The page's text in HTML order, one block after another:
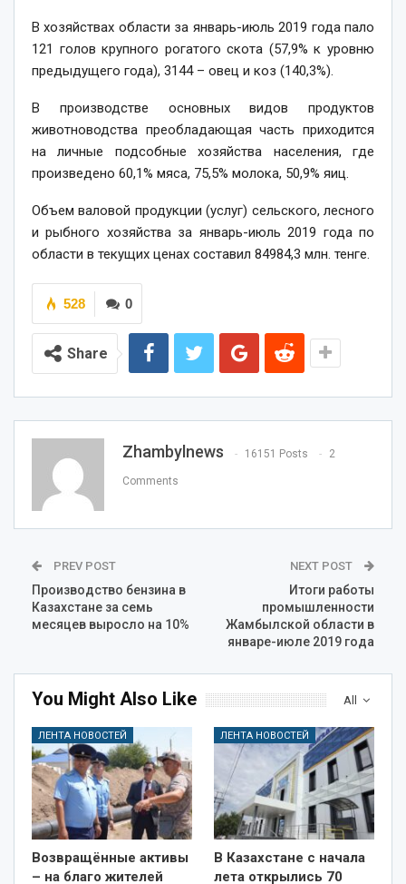
В хозяйствах области за январь-июль 2019 года пало
121 голов крупного рогатого скота (57,9% к уровню
предыдущего года), 3144 – овец и коз (140,3%).
В производстве основных видов продуктов
животноводства преобладающая часть приходится
на личные подсобные хозяйства населения, где
произведено 60,1% мяса, 75,5% молока, 50,9% яиц.
Объем валовой продукции (услуг) сельского, лесного
и рыбного хозяйства за январь-июль 2019 года по
области в текущих ценах составил 84984,3 млн. тенге.
0
528
Share
Zhambylnews 16151 Posts 2
Comments
PREV POST
Производство бензина в
Казахстане за семь
месяцев выросло на 10%
NEXT POST
Итоги работы
промышленности
Жамбылской области в
январе-июле 2019 года
All
You Might Also Like
ЛЕНТА НОВОСТЕЙ
Возвращённые активы
– на благо жителей
ЛЕНТА НОВОСТЕЙ
В Казахстане с начала
лета открылись 70